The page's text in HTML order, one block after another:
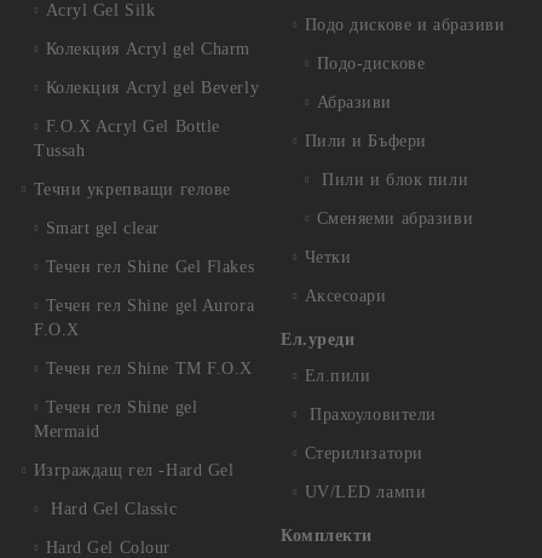
Acryl Gel Silk
Колекция Acryl gel Charm
Колекция Acryl gel Beverly
F.O.X Acryl Gel Bottle
Tussah
Течни укрепващи гелове
Smart gel clear
Течен гел Shine Gel Flakes
Течен гел Shine gel Aurora
F.O.X
Течен гел Shine TM F.O.X
Течен гел Shine gel
Mermaid
Изграждащ гел -Hard Gel
Hard Gel Classic
Hard Gel Colour
Подо дискове и абразиви
Подо-дискове
Абразиви
Пили и Бъфери
Пили и блок пили
Сменяеми абразиви
Четки
Аксесоари
Ел.уреди
Ел.пили
Прахоуловители
Стерилизатори
UV/LED лампи
Комплекти